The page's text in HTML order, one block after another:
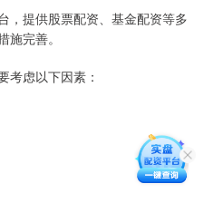
，提供股票配资、基金配资等多
完善。
考虑以下因素：